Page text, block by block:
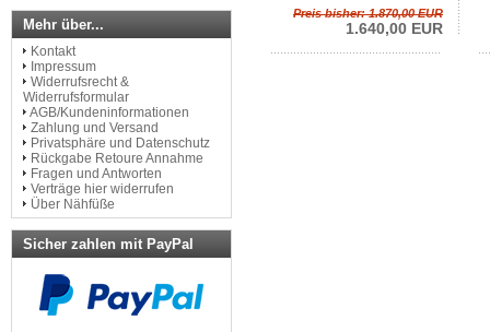
Preis bisher: 1.870,00 EUR
1.640,00 EUR
Mehr über...
Kontakt
Impressum
Widerrufsrecht &
Widerrufsformular
AGB/Kundeninformationen
Zahlung und Versand
Privatsphäre und Datenschutz
Rückgabe Retoure Annahme
Fragen und Antworten
Verträge hier widerrufen
Über Nähfüße
Sicher zahlen mit PayPal